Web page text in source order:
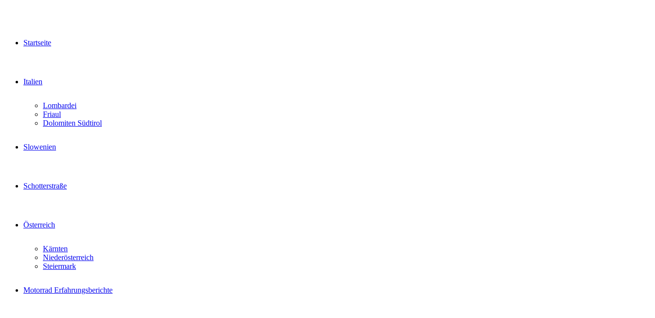
Startseite
Italien
Lombardei
Friaul
Dolomiten Südtirol
Slowenien
Schotterstraße
Österreich
Kärnten
Niederösterreich
Steiermark
Motorrad Erfahrungsberichte